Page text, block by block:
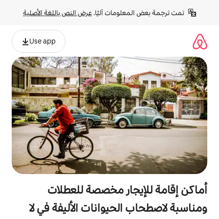
آليًا. عرض النص باللغة الأصلية
مخصصة للعطلات
الأليفة في لا